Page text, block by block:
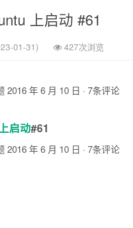
上启动 #61
01-31) 427次浏览
2016 年 6 月 10 日 · 7条评论
启动#61
2016 年 6 月 10 日 · 7条评论